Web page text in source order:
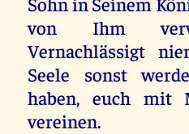
von Ihm
Vernachlässigt
Seele sonst
haben, euch mit
vereinen.